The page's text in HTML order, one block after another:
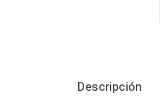
Descripción